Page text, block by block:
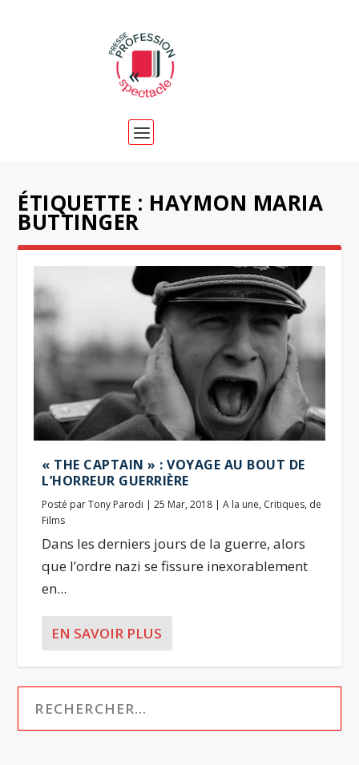
ÉTIQUETTE : HAYMON MARIA
BUTTINGER
« THE CAPTAIN » : VOYAGE AU BOUT DE
L’HORREUR GUERRIÈRE
Posté parTony Parodi |25 Mar, 2018 |A la une, Critiques, de
Films
Dans les derniers jours de la guerre, alors
que l’ordre nazi se fissure inexorablement
en...
EN SAVOIR PLUS